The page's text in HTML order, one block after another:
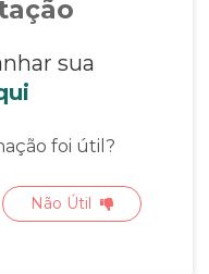
sua
foi útil?
Não Útil